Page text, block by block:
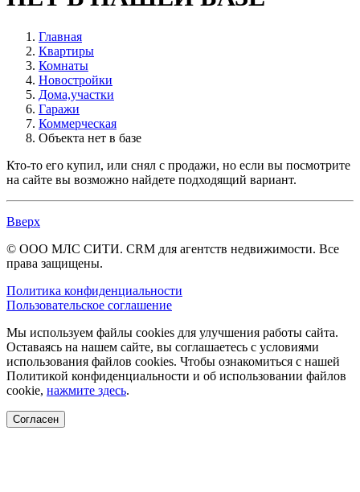
Главная
Квартиры
Комнаты
Новостройки
Дома,участки
Гаражи
Коммерческая
Объекта нет в базе
Кто-то его купил, или снял с продажи, но если вы посмотрите
на сайте вы возможно найдете подходящий вариант.
Вверх
© ООО МЛС СИТИ. CRM для агентств недвижимости. Все
права защищены.
Политика конфиденциальности
Пользовательское соглашение
Мы используем файлы cookies для улучшения работы сайта.
Оставаясь на нашем сайте, вы соглашаетесь с условиями
использования файлов cookies. Чтобы ознакомиться с нашей
Политикой конфиденциальности и об использовании файлов
cookie, нажмите здесь.
Согласен